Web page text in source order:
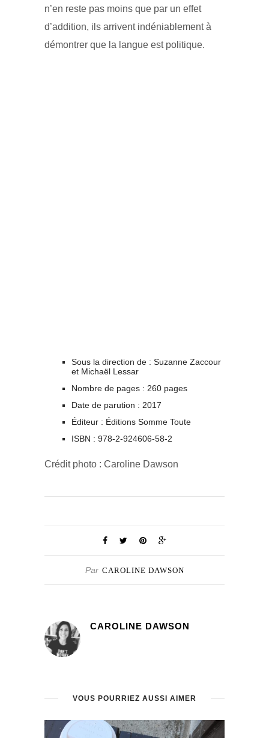
n’en reste pas moins que par un effet
d’addition, ils arrivent indéniablement à
démontrer que la langue est politique.
Sous la direction de : Suzanne Zaccour
et Michaël Lessar
Nombre de pages : 260 pages
Date de parution : 2017
Éditeur : Éditions Somme Toute
ISBN : 978-2-924606-58-2
Crédit photo : Caroline Dawson
Par CAROLINE DAWSON
CAROLINE DAWSON
VOUS POURRIEZ AUSSI AIMER